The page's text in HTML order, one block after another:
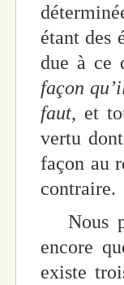
étant des
due à ce
façon
faut, et
vertu
façon au
contraire.
Nous
encore
existe